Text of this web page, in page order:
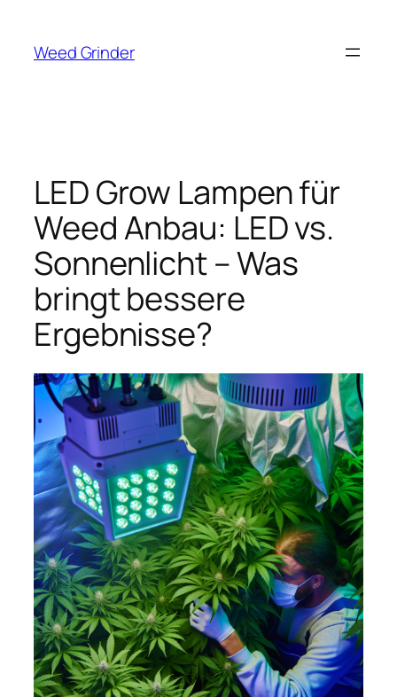
springen
Weed Grinder
LED Grow Lampen für
Weed Anbau: LED vs.
Sonnenlicht – Was
bringt bessere
Ergebnisse?